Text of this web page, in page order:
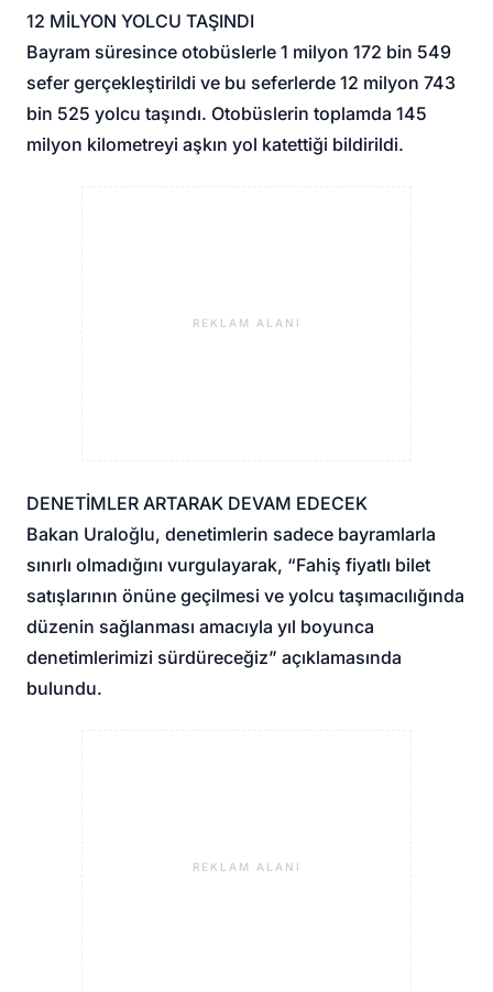
12 MİLYON YOLCU TAŞINDI
Bayram süresince otobüslerle 1 milyon 172 bin 549
sefer gerçekleştirildi ve bu seferlerde 12 milyon 743
bin 525 yolcu taşındı. Otobüslerin toplamda 145
milyon kilometreyi aşkın yol katettiği bildirildi.
REKLAM ALANI
DENETİMLER ARTARAK DEVAM EDECEK
Bakan Uraloğlu, denetimlerin sadece bayramlarla
sınırlı olmadığını vurgulayarak, “Fahiş fiyatlı bilet
satışlarının önüne geçilmesi ve yolcu taşımacılığında
düzenin sağlanması amacıyla yıl boyunca
denetimlerimizi sürdüreceğiz” açıklamasında
bulundu.
REKLAM ALANI